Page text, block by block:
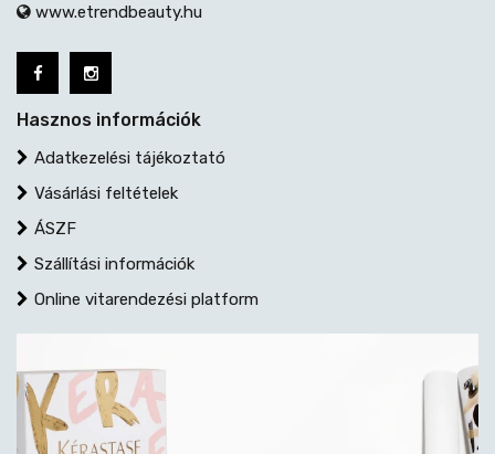
www.etrendbeauty.hu
Hasznos információk
Adatkezelési tájékoztató
Vásárlási feltételek
ÁSZF
Szállítási információk
Online vitarendezési platform